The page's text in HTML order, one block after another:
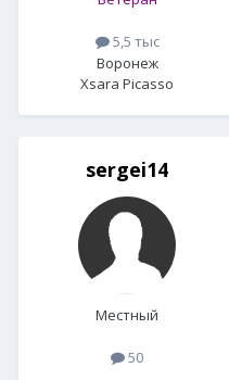
5,5 тыс
Воронеж
Xsara Picasso
sergei14
Местный
50